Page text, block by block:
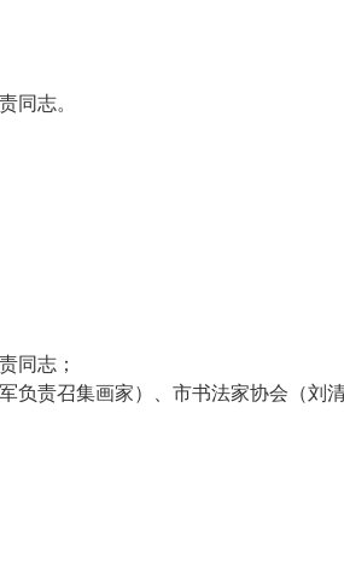
同志。
同志；
负责召集画家）、市书法家协会（刘